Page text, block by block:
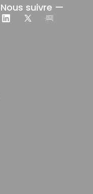
Nous suivre —